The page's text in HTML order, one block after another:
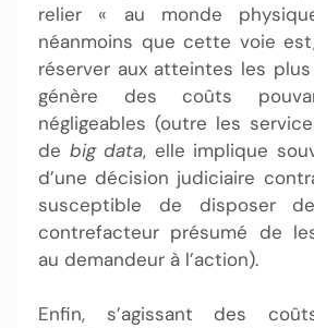
relier « au monde
néanmoins que cette voie
réserver aux atteintes les
génère des coûts
négligeables (outre les
de big data, elle implique
d’une décision judiciaire
susceptible de disposer
contrefacteur présumé de
au demandeur à l’action).
Enfin, s’agissant des